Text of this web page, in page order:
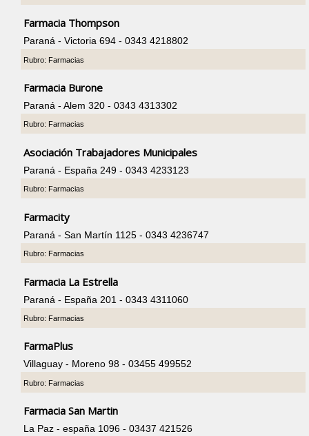
Farmacia Thompson
Paraná - Victoria 694 - 0343 4218802
Rubro: Farmacias
Farmacia Burone
Paraná - Alem 320 - 0343 4313302
Rubro: Farmacias
Asociación Trabajadores Municipales
Paraná - España 249 - 0343 4233123
Rubro: Farmacias
Farmacity
Paraná - San Martín 1125 - 0343 4236747
Rubro: Farmacias
Farmacia La Estrella
Paraná - España 201 - 0343 4311060
Rubro: Farmacias
FarmaPlus
Villaguay - Moreno 98 - 03455 499552
Rubro: Farmacias
Farmacia San Martin
La Paz - españa 1096 - 03437 421526